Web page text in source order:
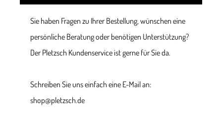
Sie haben Fragen zu Ihrer Bestellung, wünschen eine
persönliche Beratung oder benötigen Unterstützung?
Der Pletzsch Kundenservice ist gerne für Sie da.
Schreiben Sie uns einfach eine E-Mail an:
shop@pletzsch.de